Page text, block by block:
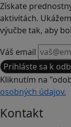
Získate
aktivitách.
výučbe tak, aby
Váš email
Prihláste sa k
Kliknutím na
osobných údajov.
Kontakt